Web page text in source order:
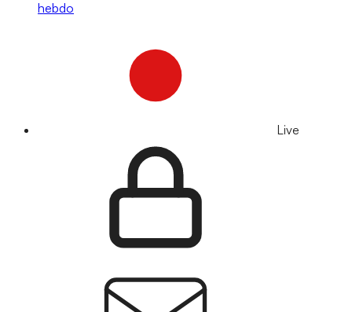
hebdo
Live